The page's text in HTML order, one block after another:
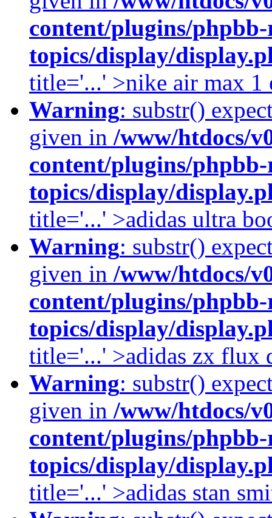
content/plugins/phpbb-
topics/display/
title='...' >nike air max 1
Warning: substr()
given in /www/htdocs/
content/plugins/phpbb-
topics/display/
title='...' >adidas ultra
Warning: substr()
given in /www/htdocs/
content/plugins/phpbb-
topics/display/
title='...' >adidas zx flux
Warning: substr()
given in /www/htdocs/
content/plugins/phpbb-
topics/display/
title='...' >adidas stan